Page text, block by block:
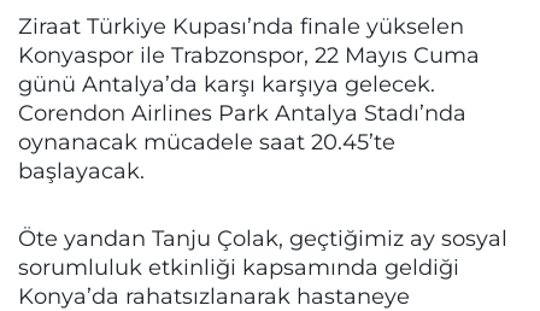
Ziraat Türkiye Kupası’nda finale yükselen
Konyaspor ile Trabzonspor, 22 Mayıs Cuma
günü Antalya’da karşı karşıya gelecek.
Corendon Airlines Park Antalya Stadı’nda
oynanacak mücadele saat 20.45’te
başlayacak.
Öte yandan Tanju Çolak, geçtiğimiz ay sosyal
sorumluluk etkinliği kapsamında geldiği
Konya’da rahatsızlanarak hastaneye